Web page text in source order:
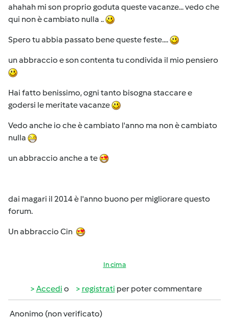
ahahah mi son proprio goduta queste vacanze... vedo che
qui non è cambiato nulla ..
Spero tu abbia passato bene queste feste....
un abbraccio e son contenta tu condivida il mio pensiero
Hai fatto benissimo, ogni tanto bisogna staccare e
godersi le meritate vacanze
Vedo anche io che è cambiato l'anno ma non è cambiato
nulla
un abbraccio anche a te
dai magari il 2014 è l'anno buono per migliorare questo
forum.
Un abbraccio Cin
In cima
Accedi o registrati per poter commentare
Anonimo (non verificato)